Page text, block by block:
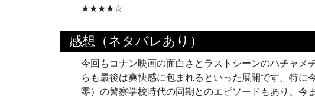
★★★★☆
感想（ネタバレあり）
今回もコナン映画の面白さとラストシーンのハチャメ
らも最後は爽快感に包まれるといった展開です。特
零）の警察学校時代の同期とのエピソードもあり、今